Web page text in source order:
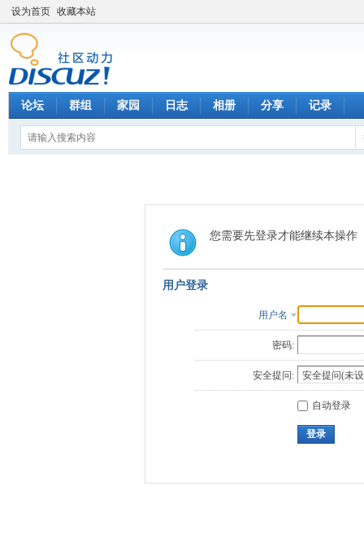
设为首页 收藏本站
论坛 群组 家园 日志 相册 分享 记录
您需要先登录才能继续本操作
用户登录
用户名
密码:
安全提问:
自动登录
登录